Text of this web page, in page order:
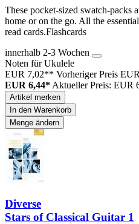
These pocket-sized swatch-packs
home or on the go. All the
read cards.Flashcards
innerhalb 2-3 Wochen
Noten für Ukulele
EUR 7,02** Vorheriger Preis
EUR 6,44* Aktueller Preis: EUR
Artikel merken
In den Warenkorb
Menge ändern
Diverse
Stars of Classical Guitar 1